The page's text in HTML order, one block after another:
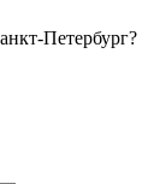
Петербург?